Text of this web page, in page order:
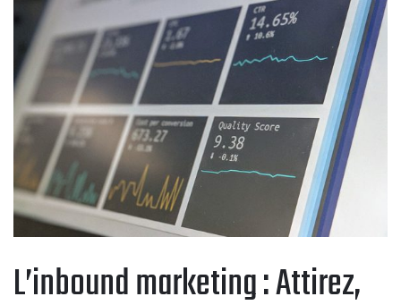
L’inbound marketing : Attirez,